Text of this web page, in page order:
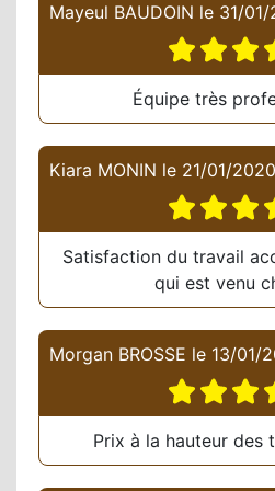
Mayeul BAUDOIN le 31/
Équipe très
Kiara MONIN le 21/01/2020
Satisfaction du travail
qui est venu
Morgan BROSSE le 13/01/
Prix à la hauteur des